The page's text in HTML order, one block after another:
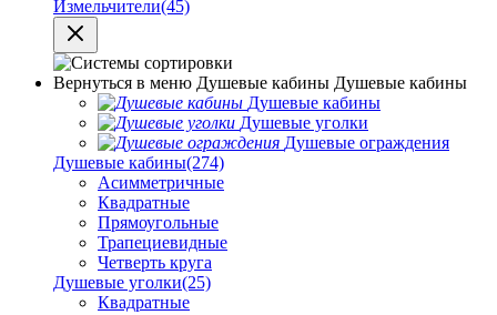
Измельчители(45)
Вернуться в меню Душевые кабины Душевые кабины
Душевые кабины
Душевые уголки
Душевые ограждения
Душевые кабины(274)
Асимметричные
Квадратные
Прямоугольные
Трапециевидные
Четверть круга
Душевые уголки(25)
Квадратные